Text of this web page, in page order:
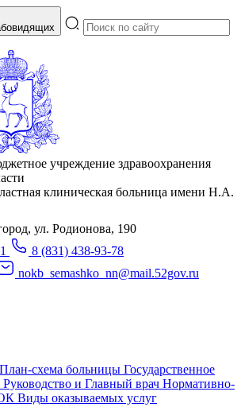
учреждение здравоохранения
клиническая больница имени Н.А.
ул. Родионова, 190
8 (831) 438-93-78
nokb_semashko_nn@mail.52gov.ru
План-схема больницы Государственное
Руководство и Главный врач Нормативно-
Виды оказываемых услуг